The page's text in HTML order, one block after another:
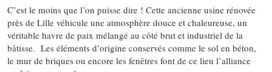
C’est le moins que l’on puisse dire ! Cette ancienne usine rénovée
près de Lille véhicule une atmosphère douce et chaleureuse, un
véritable havre de paix mélangé au côté brut et industriel de la
bâtisse. Les éléments d’origine conservés comme le sol en béton,
le mur de briques ou encore les fenêtres font de ce lieu l’alliance